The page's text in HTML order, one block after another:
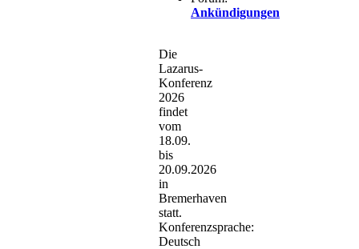
Ankündigungen
Die
Lazarus-
Konferenz
2026
findet
vom
18.09.
bis
20.09.2026
in
Bremerhaven
statt.
Konferenzsprache:
Deutsch